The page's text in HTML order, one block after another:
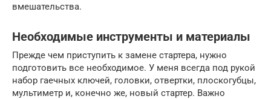
вмешательства.
Необходимые инструменты и материалы
Прежде чем приступить к замене стартера, нужно
подготовить все необходимое. У меня всегда под рукой
набор гаечных ключей, головки, отвертки, плоскогубцы,
мультиметр и, конечно же, новый стартер. Важно